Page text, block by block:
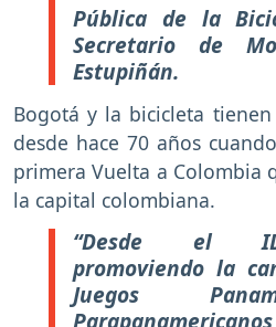
Pública de la
Secretario de
Estupiñán.
Bogotá y la bicicleta
desde hace 70 años
primera Vuelta a Colombia
la capital colombiana.
“Desde el
promoviendo la
Juegos